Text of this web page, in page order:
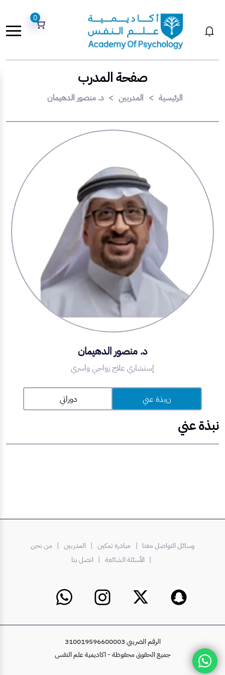
0
صفحة المدرب
الرئيسية > المدربين > د. منصور الدهيمان
د. منصور الدهيمان
إستشاري علاج زواجي واسري​
نبذة عني دوراتي
نبذة عني
وسائل التواصل معنا | مبادرة تمكين | المدربين | من نحن
| الأسئلة الشائعة | اتصل بنا
الرقم الضريبي 310019596600003
جميع الحقوق محفوظة - اكاديمية علم النفس